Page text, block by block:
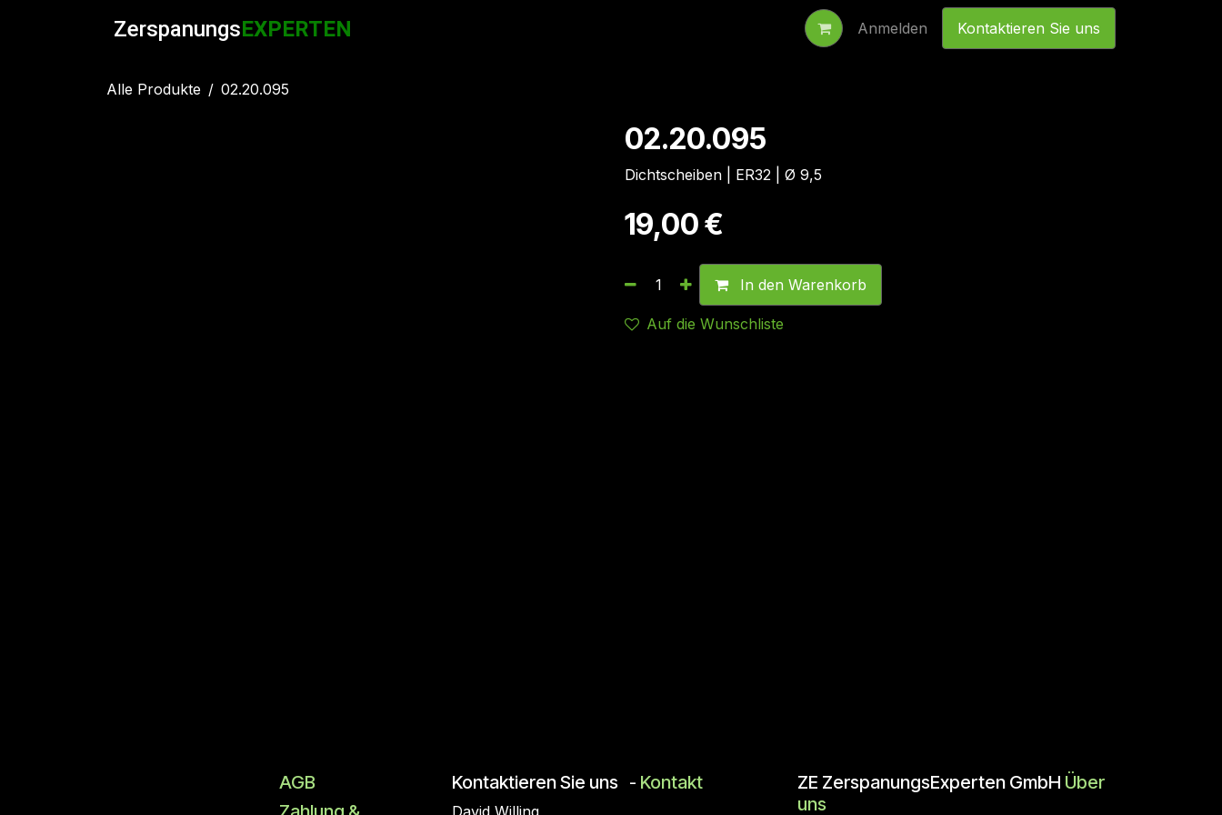
ZerspanungsEXPERTEN Anmelden Kontaktieren Sie uns
Alle Produkte 02.20.095
02.20.095
Dichtscheiben | ER32 | Ø 9,5
19,00€
In den Warenkorb
Auf die Wunschliste
AGB
Kontaktieren Sie uns - Kontakt
David Willing
ZE ZerspanungsExperten GmbH Über
uns